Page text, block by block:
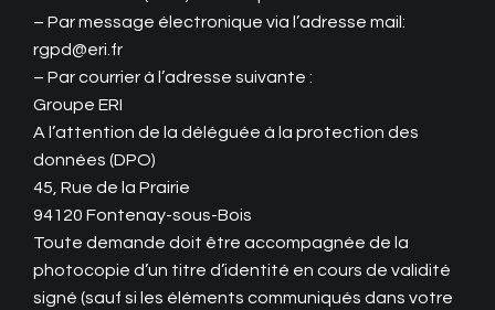
– Par message électronique via l’adresse mail:
rgpd@eri.fr
– Par courrier à l’adresse suivante :
Groupe ERI
A l’attention de la déléguée à la protection des
données (DPO)
45, Rue de la Prairie
94120 Fontenay-sous-Bois
Toute demande doit être accompagnée de la
photocopie d’un titre d’identité en cours de validité
signé (sauf si les éléments communiqués dans votre